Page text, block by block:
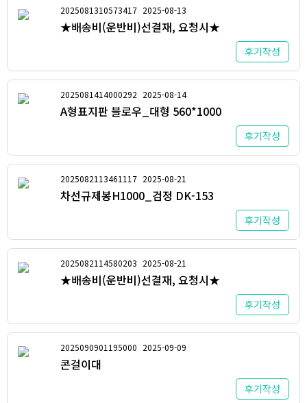
2025081310573417 2025-08-13
★배송비(운반비)선결재, 요청시★
후기작성
2025081414000292 2025-08-14
A형표지판 블로우_대형 560*1000
후기작성
2025082113461117 2025-08-21
차선규제봉H1000_검정 DK-153
후기작성
2025082114580203 2025-08-21
★배송비(운반비)선결재, 요청시★
후기작성
2025090901195000 2025-09-09
콘걸이대
후기작성